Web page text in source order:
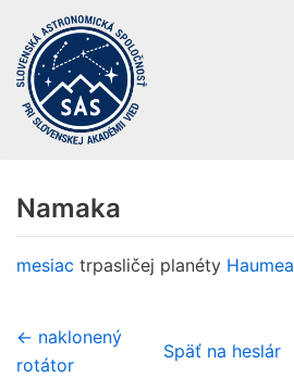
Preskočiť
na
obsah
Namaka
mesiac trpasličej planéty Haumea
← naklonený
rotátor
Späť na heslár